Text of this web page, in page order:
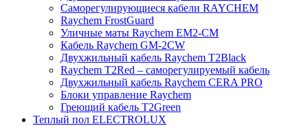
Саморегулирующиеся кабели RAYCHEM
Raychem FrostGuard
Уличные маты Raychem EM2-CM
Кабель Raychem GM-2CW
Двухжильный кабель Raychem T2Black
Raychem T2Red – саморегулируемый кабель
Двухжильный кабель Raychem CERA PRO
Блоки управление Raychem
Греющий кабель T2Green
Теплый пол ELECTROLUX